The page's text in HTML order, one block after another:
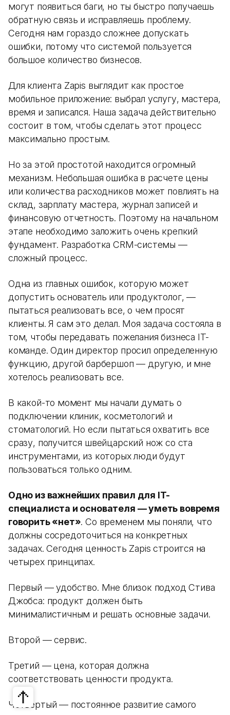
могут появиться баги, но ты быстро получаешь
обратную связь и исправляешь проблему.
Сегодня нам гораздо сложнее допускать
ошибки, потому что системой пользуется
большое количество бизнесов.
Для клиента Zapis выглядит как простое
мобильное приложение: выбрал услугу, мастера,
время и записался. Наша задача действительно
состоит в том, чтобы сделать этот процесс
максимально простым.
Но за этой простотой находится огромный
механизм. Небольшая ошибка в расчете цены
или количества расходников может повлиять на
склад, зарплату мастера, журнал записей и
финансовую отчетность. Поэтому на начальном
этапе необходимо заложить очень крепкий
фундамент. Разработка CRM-системы —
сложный процесс.
Одна из главных ошибок, которую может
допустить основатель или продуктолог, —
пытаться реализовать все, о чем просят
клиенты. Я сам это делал. Моя задача состояла в
том, чтобы передавать пожелания бизнеса IT-
команде. Один директор просил определенную
функцию, другой барбершоп — другую, и мне
хотелось реализовать все.
В какой-то момент мы начали думать о
подключении клиник, косметологий и
стоматологий. Но если пытаться охватить все
сразу, получится швейцарский нож со ста
инструментами, из которых люди будут
пользоваться только одним.
Одно из важнейших правил для IT-
специалиста и основателя — уметь вовремя
говорить «нет». Со временем мы поняли, что
должны сосредоточиться на конкретных
задачах. Сегодня ценность Zapis строится на
четырех принципах.
Первый — удобство. Мне близок подход Стива
Джобса: продукт должен быть
минималистичным и решать основные задачи.
Второй — сервис.
Третий — цена, которая должна
соответствовать ценности продукта.
Четвертый — постоянное развитие самого